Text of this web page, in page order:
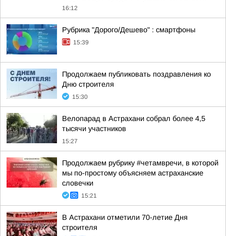
16:12
Рубрика "Дорого/Дешево" : смартфоны
15:39
Продолжаем публиковать поздравления ко
Дню строителя
15:30
Велопарад в Астрахани собрал более 4,5
тысячи участников
15:27
Продолжаем рубрику #четамвречи, в которой
мы по-простому объясняем астраханские
словечки
15:21
В Астрахани отметили 70-летие Дня
строителя